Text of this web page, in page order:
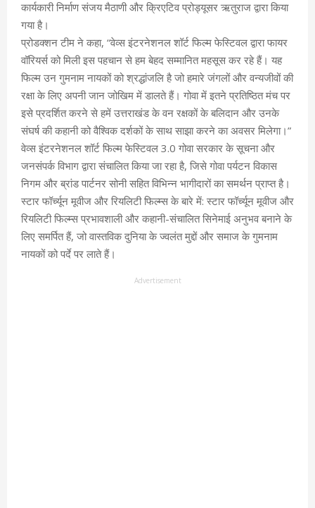
कार्यकारी निर्माण संजय मैठाणी और क्रिएटिव प्रोड्यूसर ऋतुराज द्वारा किया
गया है।
प्रोडक्शन टीम ने कहा, “वेव्स इंटरनेशनल शॉर्ट फिल्म फेस्टिवल द्वारा फायर
वॉरियर्स को मिली इस पहचान से हम बेहद सम्मानित महसूस कर रहे हैं। यह
फिल्म उन गुमनाम नायकों को श्रद्धांजलि है जो हमारे जंगलों और वन्यजीवों की
रक्षा के लिए अपनी जान जोखिम में डालते हैं। गोवा में इतने प्रतिष्ठित मंच पर
इसे प्रदर्शित करने से हमें उत्तराखंड के वन रक्षकों के बलिदान और उनके
संघर्ष की कहानी को वैश्विक दर्शकों के साथ साझा करने का अवसर मिलेगा।”
वेव्स इंटरनेशनल शॉर्ट फिल्म फेस्टिवल 3.0 गोवा सरकार के सूचना और
जनसंपर्क विभाग द्वारा संचालित किया जा रहा है, जिसे गोवा पर्यटन विकास
निगम और ब्रांड पार्टनर सोनी सहित विभिन्न भागीदारों का समर्थन प्राप्त है।
स्टार फॉर्च्यून मूवीज और रियलिटी फिल्म्स के बारे में: स्टार फॉर्च्यून मूवीज और
रियलिटी फिल्म्स प्रभावशाली और कहानी-संचालित सिनेमाई अनुभव बनाने के
लिए समर्पित हैं, जो वास्तविक दुनिया के ज्वलंत मुद्दों और समाज के गुमनाम
नायकों को पर्दे पर लाते हैं।
Advertisement